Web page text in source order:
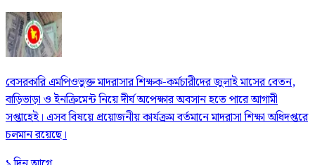
বেসরকারি এমপিওভুক্ত মাদরাসার শিক্ষক-কর্মচারীদের জুলাই মাসের বেতন,
বাড়িভাড়া ও ইনক্রিমেন্ট নিয়ে দীর্ঘ অপেক্ষার অবসান হতে পারে আগামী
সপ্তাহেই। এসব বিষয়ে প্রয়োজনীয় কার্যক্রম বর্তমানে মাদরাসা শিক্ষা অধিদপ্তরে
চলমান রয়েছে।